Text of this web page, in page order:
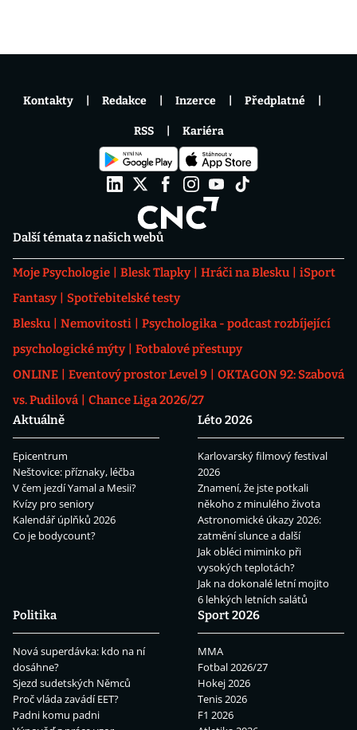
Další témata z našich webů
Moje Psychologie Blesk Tlapky Hráči na Blesku
iSport
Fantasy
Spotřebitelské testy
Blesku
Nemovitosti
Psychologika - podcast rozbíjející
psychologické mýty
Fotbalové přestupy
ONLINE
Eventový prostor Level 9
OKTAGON 92: Szabová
vs. Pudilová
Chance Liga 2026/27
Aktuálně
Epicentrum
Neštovice: příznaky, léčba
V čem jezdí Yamal a Mesii?
Kvízy pro seniory
Kalendář úplňků 2026
Co je bodycount?
Léto 2026
Karlovarský filmový festival
2026
Znamení, že jste potkali
někoho z minulého života
Astronomické úkazy 2026:
zatmění slunce a další
Jak obléci miminko při
vysokých teplotách?
Jak na dokonalé letní mojito
6 lehkých letních salátů
Politika
Nová superdávka: kdo na ní
dosáhne?
Sjezd sudetských Němců
Proč vláda zavádí EET?
Padni komu padni
Sport 2026
MMA
Fotbal 2026/27
Hokej 2026
Tenis 2026
F1 2026
Kontakty Redakce Inzerce Předplatné
RSS Kariéra